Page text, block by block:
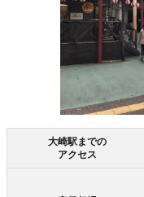
大崎駅までの
アクセス